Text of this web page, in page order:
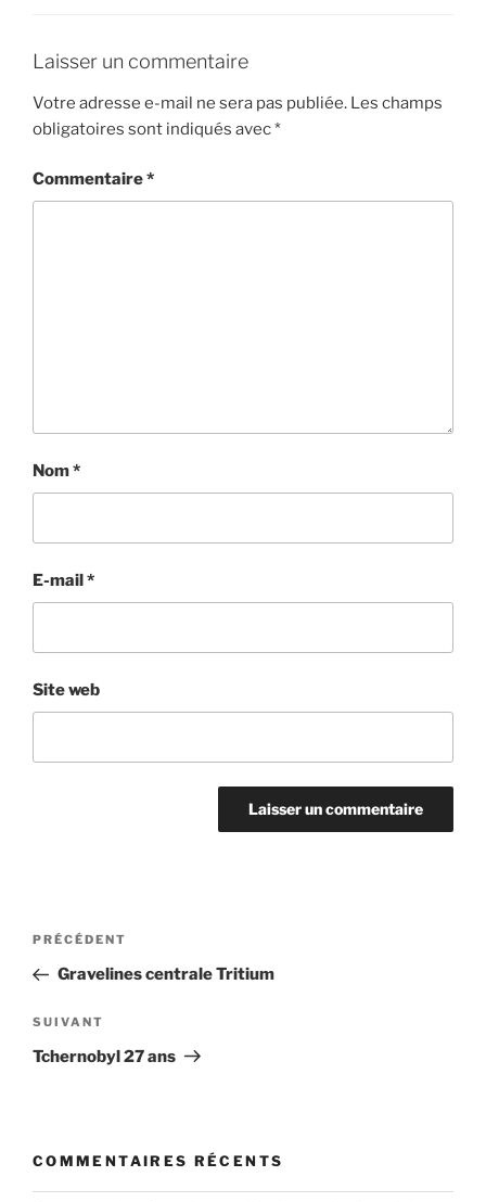
Laisser un commentaire
Votre adresse e-mail ne sera pas publiée. Les champs
obligatoires sont indiqués avec*
Commentaire*
Nom*
E-mail*
Site web
Navigation
l’article
Article
précédent
PRÉCÉDENT
Gravelines centrale Tritium
Article
suivant
SUIVANT
Tchernobyl 27 ans
COMMENTAIRES RÉCENTS